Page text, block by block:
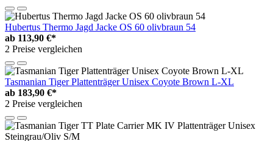
Hubertus Thermo Jagd Jacke OS 60 olivbraun 54
ab 113,90 €*
2 Preise vergleichen
Tasmanian Tiger Plattenträger Unisex Coyote Brown L-XL
ab 183,90 €*
2 Preise vergleichen